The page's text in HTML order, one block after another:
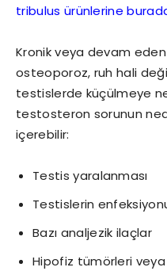
tribulus ürünlerine
Kronik veya devam
osteoporoz, ruh hali
testislerde küçülmeye
testosteron sorunun
içerebilir:
Testis yaralanması
Testislerin
Bazı analjezik ilaçlar
Hipofiz tümörleri